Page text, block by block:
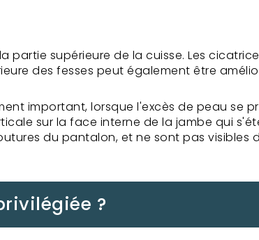
partie supérieure de la cuisse. Les
des fesses peut également être
important, lorsque l'excès de peau se
sur la face interne de la jambe qui
du pantalon, et ne sont pas visibles
?